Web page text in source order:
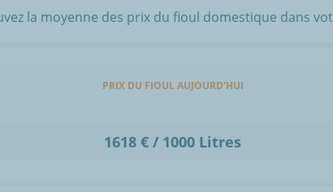
la moyenne des prix du fioul domestique dans
PRIX DU FIOUL AUJOURD'HUI
1618 € / 1000 Litres